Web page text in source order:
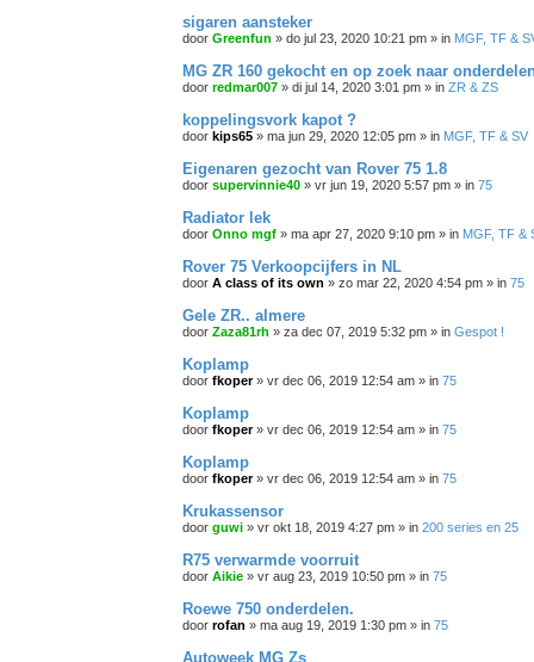
sigaren aansteker
door Greenfun » do jul 23, 2020 10:21 pm » in MGF, TF &
MG ZR 160 gekocht en op zoek naar
door redmar007 » di jul 14, 2020 3:01 pm » in ZR & ZS
koppelingsvork kapot ?
door kips65 » ma jun 29, 2020 12:05 pm » in MGF, TF & SV
Eigenaren gezocht van Rover 75 1.8
door supervinnie40 » vr jun 19, 2020 5:57 pm » in 75
Radiator lek
door Onno mgf » ma apr 27, 2020 9:10 pm » in MGF, TF &
Rover 75 Verkoopcijfers in NL
door A class of its own » zo mar 22, 2020 4:54 pm » in 75
Gele ZR.. almere
door Zaza81rh » za dec 07, 2019 5:32 pm » in Gespot !
Koplamp
door fkoper» vr dec 06, 2019 12:54 am » in 75
Koplamp
door fkoper» vr dec 06, 2019 12:54 am » in 75
Koplamp
door fkoper» vr dec 06, 2019 12:54 am » in 75
Krukassensor
door guwi » vr okt 18, 2019 4:27 pm » in 200 series en 25
R75 verwarmde voorruit
door Aikie » vr aug 23, 2019 10:50 pm » in 75
Roewe 750 onderdelen.
door rofan » ma aug 19, 2019 1:30 pm » in 75
Autoweek MG Zs